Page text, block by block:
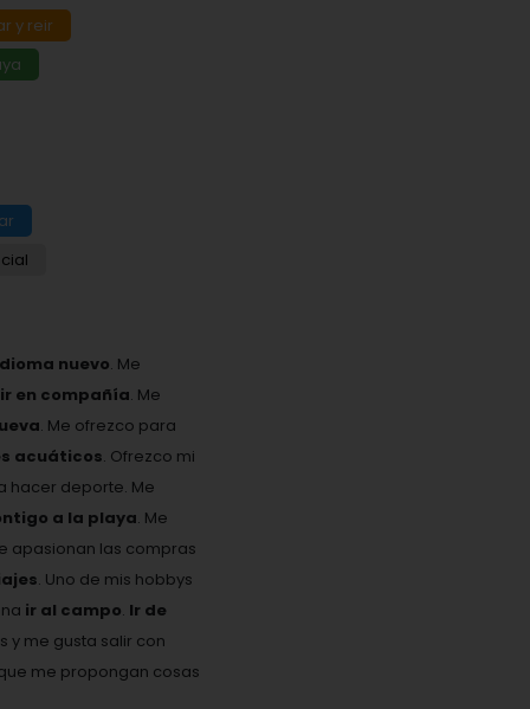
y reir
nuevo. Me
en compañía. Me
. Me ofrezco para
acuáticos. Ofrezco mi
hacer deporte. Me
a la playa. Me
apasionan las compras
. Uno de mis hobbys
ir al campo. Ir de
y me gusta salir con
me propongan cosas